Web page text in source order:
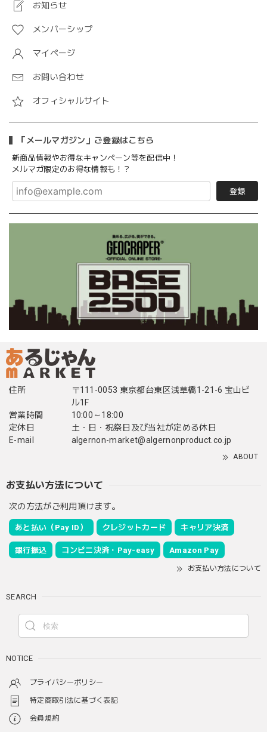
お知らせ
メンバーシップ
マイページ
お問い合わせ
オフィシャルサイト
「メールマガジン」ご登録はこちら
新商品情報やお得なキャンペーン等を配信中！
メルマガ限定のお得な情報も！？
登録
住所
〒111-0053 東京都台東区浅草橋1-21-6 宝山ビ
ル1F
営業時間
10:00～18:00
定休日
土・日・祝祭日及び当社が定める休日
E-mail
algernon-market@algernonproduct.co.jp
ABOUT
お支払い方法について
次の方法がご利用頂けます。
あと払い（Pay ID） クレジットカード キャリア決済
銀行振込 コンビニ決済・Pay-easy Amazon Pay
お支払い方法について
SEARCH
NOTICE
プライバシーポリシー
特定商取引法に基づく表記
会員規約